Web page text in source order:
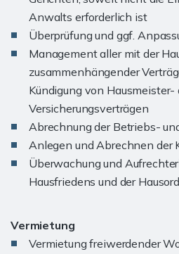
Anwalts erforderlich ist
Überprüfung und ggf.
Management aller mit der
zusammenhängender
Kündigung von Hausmeister-
Versicherungsverträgen
Abrechnung der Betriebs-
Anlegen und Abrechnen der
Überwachung und
Hausfriedens und der
Vermietung
Vermietung freiwerdender